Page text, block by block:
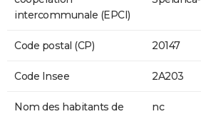
intercommunale (EPCI)
Code postal (CP) 20147
Code Insee 2A203
Nom des habitants de
nc